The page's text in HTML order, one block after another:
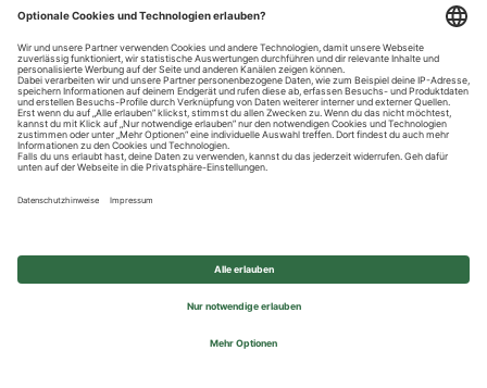
Datenschutzhinweise
Impressum
Privatsphäre-Einstellungen
© 2026 REWE Group - All rights reserved